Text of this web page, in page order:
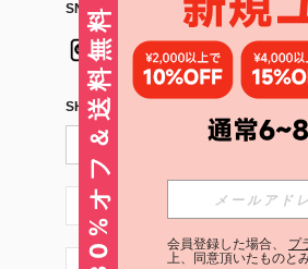
SNSフォローはこちら：
SHEIN STYLE NEWSを購読する
JP + 81
30%オフ＆送料無料 会員登録した場合、 プ
上、同意頂いたものと